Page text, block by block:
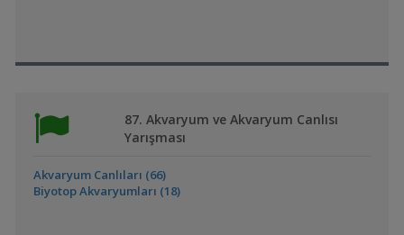
87. Akvaryum ve Akvaryum Canlısı
Yarışması
Akvaryum Canlıları (66)
Biyotop Akvaryumları (18)